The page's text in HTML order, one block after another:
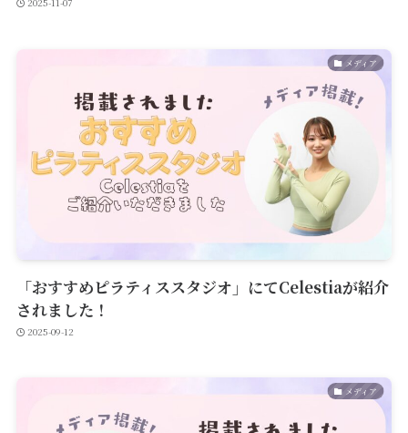
メディア
「おすすめピラティススタジオ」にてCelestiaが紹介
されました！
2025-09-12
メディア